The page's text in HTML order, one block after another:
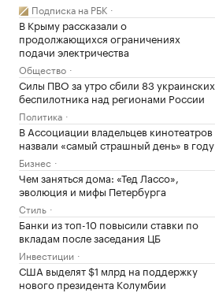
Подписка на РБК
В Крыму рассказали о
продолжающихся ограничениях
подачи электричества
Общество
Силы ПВО за утро сбили 83 украинских
беспилотника над регионами России
Политика
В Ассоциации владельцев кинотеатров
назвали «самый страшный день» в году
Бизнес
Чем заняться дома: «Тед Лассо»,
эволюция и мифы Петербурга
Стиль
Банки из топ-10 повысили ставки по
вкладам после заседания ЦБ
Инвестиции
США выделят $1 млрд на поддержку
нового президента Колумбии